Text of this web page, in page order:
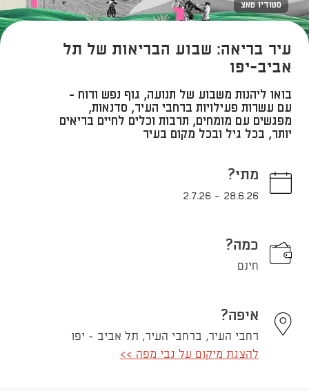
סטודיו טאצ
עיר בריאה: שבוע הבריאות של תל
אביב-יפו
בואו ליהנות משבוע של תנועה, גוף נפש ורוח -
עם עשרות פעילויות ברחבי העיר, סדנאות,
מפגשים עם מומחים, תרבות וכלים לחיים בריאים
יותר, בכל גיל ובכל מקום בעיר
מתי?
28.6.26
-
2.7.26
כמה?
חינם
איפה?
רחבי העיר, ברחבי העיר, תל אביב - יפו
להצגת מיקום על גבי מפה >>